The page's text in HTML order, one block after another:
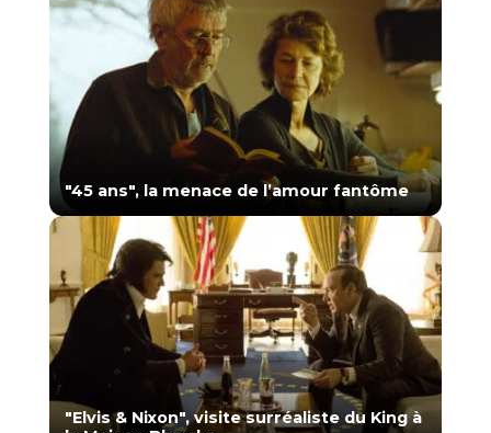
"45 ans", la menace de l’amour fantôme
"Elvis & Nixon", visite surréaliste du King à